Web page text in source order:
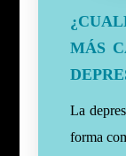
MÁS
La
forma